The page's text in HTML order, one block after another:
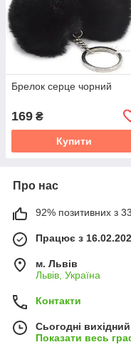
Брелок серце чорний
169 ₴
Купити
Про нас
92% позитивних з
Працює з
м. Львів
Львів, Україна
Контакти
Сьогодні вихідний
Показати весь